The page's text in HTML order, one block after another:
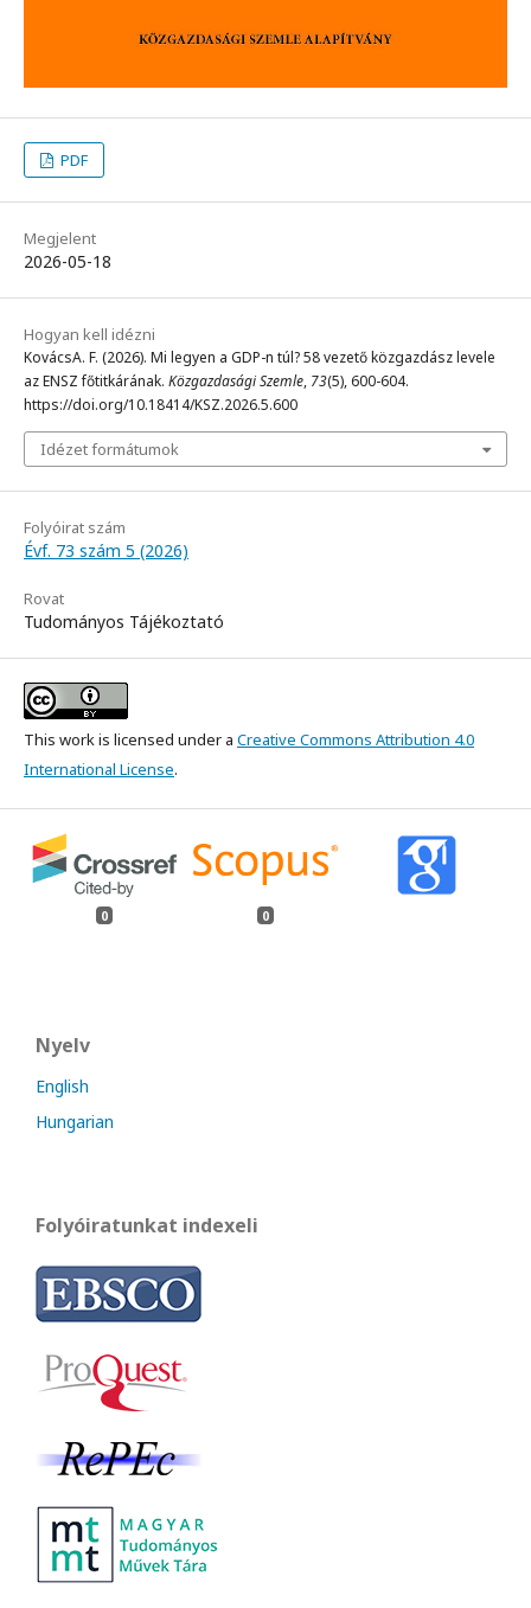
PDF
Megjelent
2026-05-18
Hogyan kell idézni
KovácsA. F. (2026). Mi legyen a GDP-n túl? 58 vezető közgazdász levele
az ENSZ főtitkárának. Közgazdasági Szemle, 73(5), 600-604.
https://doi.org/10.18414/KSZ.2026.5.600
Idézet formátumok
Folyóirat szám
Évf. 73 szám 5 (2026)
Rovat
Tudományos Tájékoztató
This work is licensed under a Creative Commons Attribution 4.0
International License.
0 0
Nyelv
English
Hungarian
Folyóiratunkat indexeli